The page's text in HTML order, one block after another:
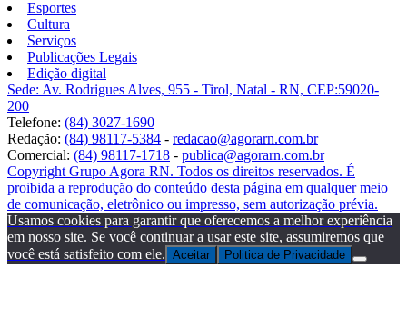
Esportes
Cultura
Serviços
Publicações Legais
Edição digital
Sede: Av. Rodrigues Alves, 955 - Tirol, Natal - RN, CEP:59020-
200
Telefone: (84) 3027-1690
Redação: (84) 98117-5384 - redacao@agorarn.com.br
Comercial: (84) 98117-1718 - publica@agorarn.com.br
Copyright Grupo Agora RN. Todos os direitos reservados. É
proibida a reprodução do conteúdo desta página em qualquer meio
de comunicação, eletrônico ou impresso, sem autorização prévia.
Usamos cookies para garantir que oferecemos a melhor experiência
em nosso site. Se você continuar a usar este site, assumiremos que
você está satisfeito com ele. Aceitar Politica de Privacidade